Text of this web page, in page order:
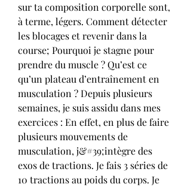
sur ta composition corporelle sont,
à terme, légers. Comment détecter
les blocages et revenir dans la
course; Pourquoi je stagne pour
prendre du muscle ? Qu’est ce
qu’un plateau d’entraînement en
musculation ? Depuis plusieurs
semaines, je suis assidu dans mes
exercices : En effet, en plus de faire
plusieurs mouvements de
musculation, j&#39;intègre des
exos de tractions. Je fais 3 séries de
10 tractions au poids du corps. Je